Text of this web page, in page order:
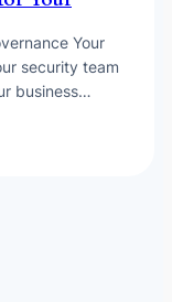
Your
security team
business…